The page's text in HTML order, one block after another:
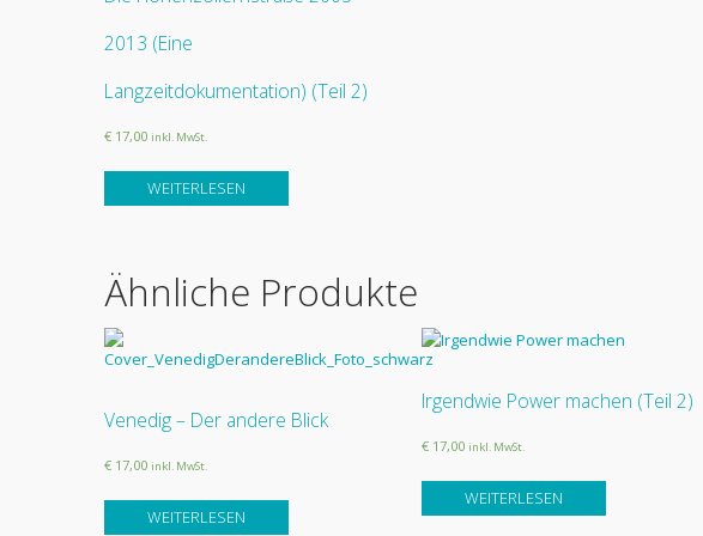
2013 (Eine
Langzeitdokumentation) (Teil 2)
€ 17,00 inkl. MwSt.
WEITERLESEN
Ähnliche Produkte
Venedig – Der andere Blick
€ 17,00 inkl. MwSt.
WEITERLESEN
Irgendwie Power machen (Teil 2)
€ 17,00 inkl. MwSt.
WEITERLESEN